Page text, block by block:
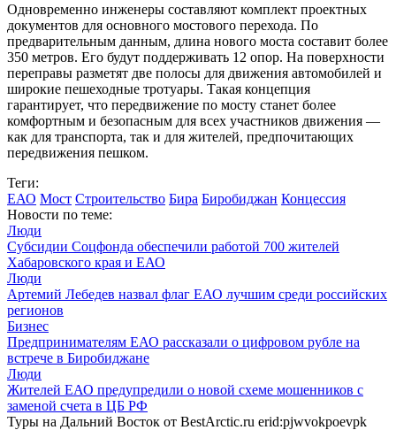
Одновременно инженеры составляют комплект проектных
документов для основного мостового перехода. По
предварительным данным, длина нового моста составит более
350 метров. Его будут поддерживать 12 опор. На поверхности
переправы разметят две полосы для движения автомобилей и
широкие пешеходные тротуары. Такая концепция
гарантирует, что передвижение по мосту станет более
комфортным и безопасным для всех участников движения —
как для транспорта, так и для жителей, предпочитающих
передвижения пешком.
Теги:
ЕАО Мост Строительство Бира Биробиджан Концессия
Новости по теме:
Люди
Субсидии Соцфонда обеспечили работой 700 жителей
Хабаровского края и ЕАО
Люди
Артемий Лебедев назвал флаг ЕАО лучшим среди российских
регионов
Бизнес
Предпринимателям ЕАО рассказали о цифровом рубле на
встрече в Биробиджане
Люди
Жителей ЕАО предупредили о новой схеме мошенников с
заменой счета в ЦБ РФ
Туры на Дальний Восток от BestArctic.ru erid:pjwvokpoevpk